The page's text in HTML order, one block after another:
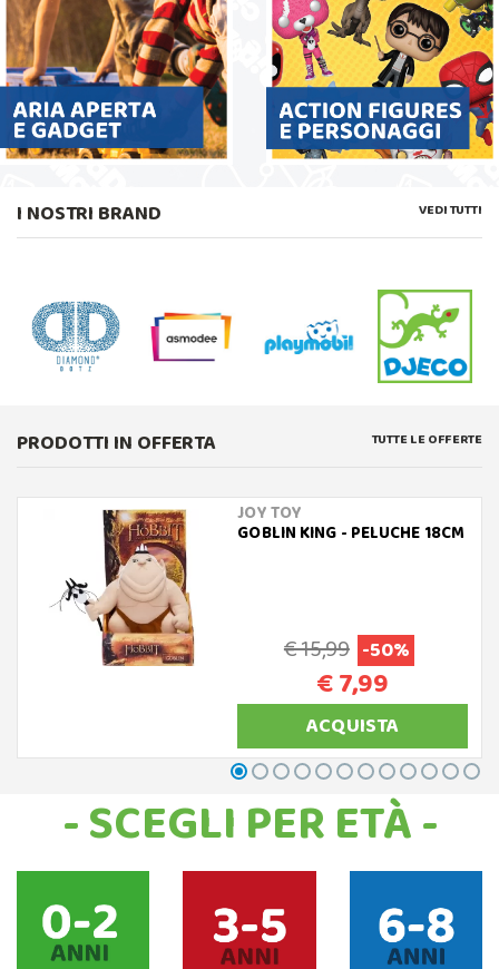
I NOSTRI BRAND VEDI TUTTI
PRODOTTI IN OFFERTA TUTTE LE OFFERTE
JOY TOY
GOBLIN KING - PELUCHE 18CM
€ 15,99 -50%
€ 7,99
ACQUISTA
- SCEGLI PER ETÀ -